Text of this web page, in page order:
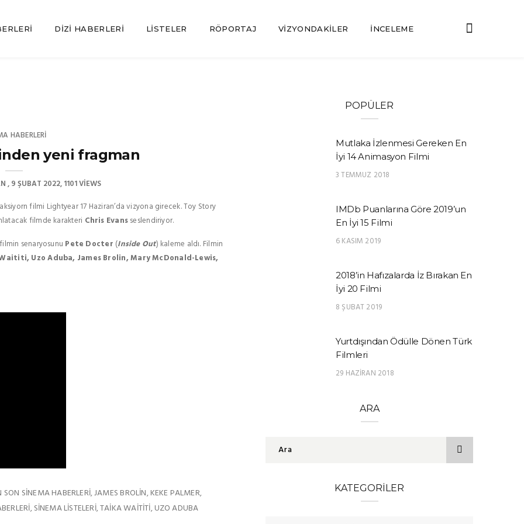
DIZI HABERLERI LISTELER RÖPORTAJ VIZYONDAKILER İNCELEME
HABERLERI
yeni fragman
9 ŞUBAT 2022 1101 VIEWS
filmi Lightyear 17 Haziran’da vizyona girecek. Toy Story
filmde karakteri Chris Evansseslendiriyor.
senaryosunu Pete Docter (Inside Out) kaleme aldı. Filmin
Uzo Aduba, James Brolin, Mary McDonald-Lewis,
SON SINEMA HABERLERI,JAMES BROLIN,KEKE PALMER,
,SINEMA LISTELERI,TAIKA WAITITI,UZO ADUBA
POPÜLER
Mutlaka İzlenmesi Gereken En
İyi 14 Animasyon Filmi
3 TEMMUZ 2018
IMDb Puanlarına Göre 2019’un
En İyi 15 Filmi
6 KASIM 2019
2018’in Hafızalarda İz Bırakan En
İyi 20 Filmi
8 ŞUBAT 2019
Yurtdışından Ödülle Dönen Türk
Filmleri
29 HAZIRAN 2018
ARA
KATEGORILER